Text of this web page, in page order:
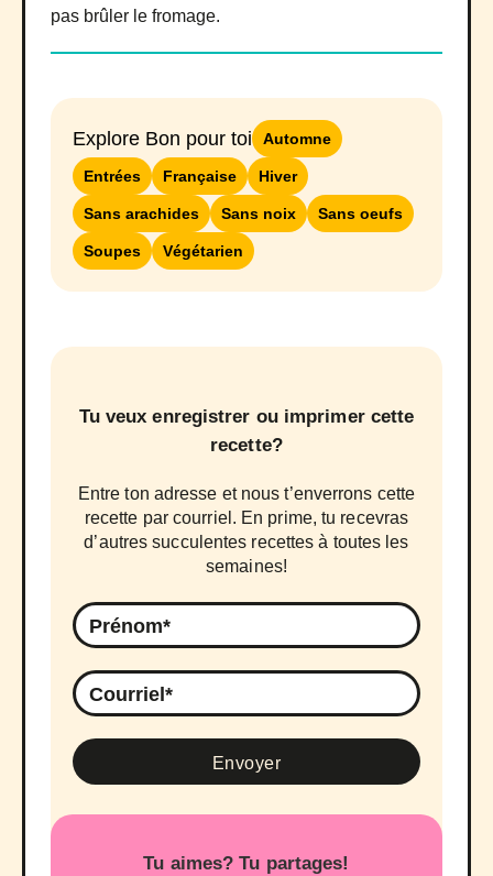
pas brûler le fromage.
Explore Bon pour toi Automne
Entrées Française Hiver
Sans arachides Sans noix Sans oeufs
Soupes Végétarien
Tu veux enregistrer ou imprimer cette
recette?
Entre ton adresse et nous t’enverrons cette
recette par courriel. En prime, tu recevras
d’autres succulentes recettes à toutes les
semaines!
Tu aimes? Tu partages!